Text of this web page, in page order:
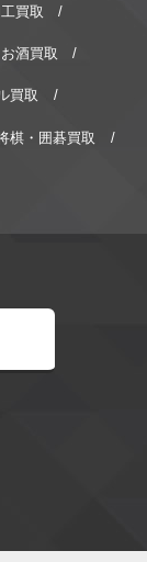
買取
お酒買取
買取
棋・囲碁買取